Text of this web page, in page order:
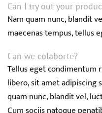
Can I try out your
Nam quam nunc, blandit
maecenas tempus, tellus
Can we colaborte?
Tellus eget condimentum
libero, sit amet adipiscing
quam nunc, blandit vel,